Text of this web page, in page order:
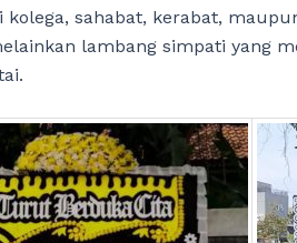
sahabat, kerabat,
lambang simpati yang